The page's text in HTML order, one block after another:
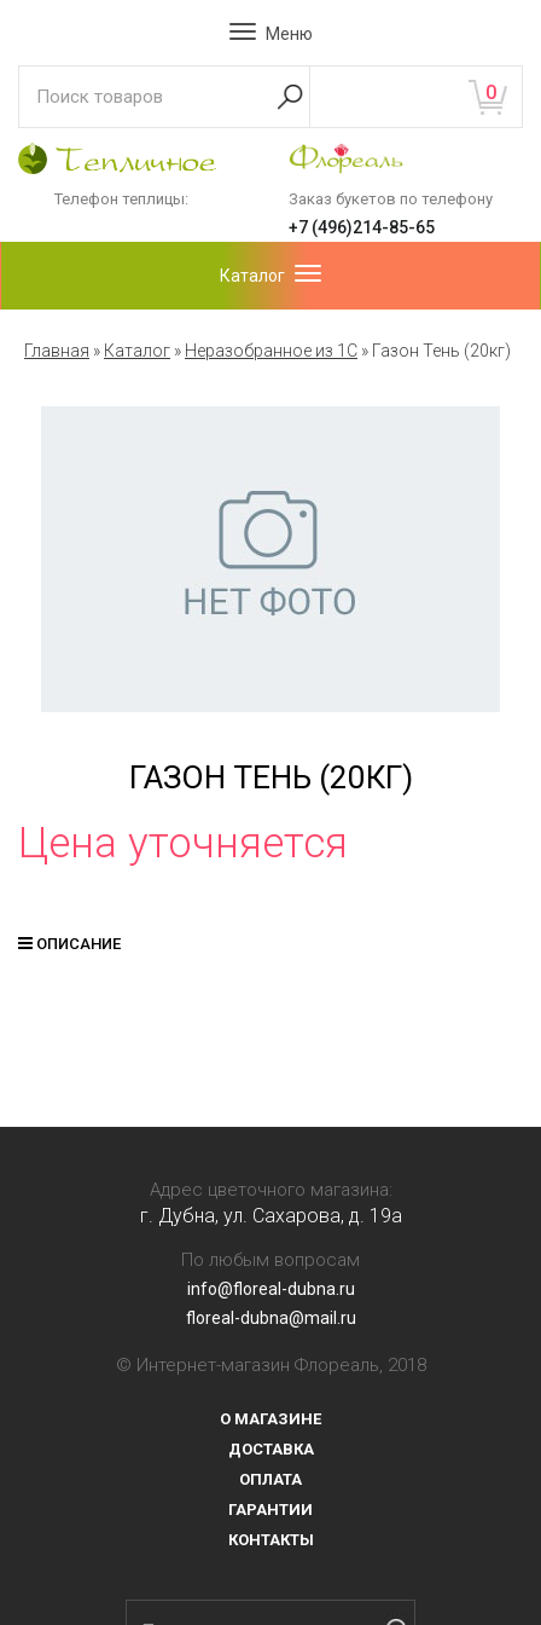
Меню
0
Телефон теплицы: Заказ букетов по телефону
+7 (496)214-85-65
Каталог
Главная » Каталог » Неразобранное из 1С » Газон Тень (20кг)
ГАЗОН ТЕНЬ (20КГ)
Цена уточняется
ОПИСАНИЕ
Адрес цветочного магазина:
г. Дубна, ул. Сахарова, д. 19a
По любым вопросам
info@floreal-dubna.ru
floreal-dubna@mail.ru
© Интернет-магазин Флореаль, 2018
О МАГАЗИНЕ
ДОСТАВКА
ОПЛАТА
ГАРАНТИИ
КОНТАКТЫ